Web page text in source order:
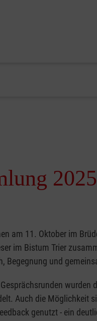
2025
am 11. Oktober im
im Bistum Trier
Begegnung und
Auch die Möglichkeit
genutzt - ein